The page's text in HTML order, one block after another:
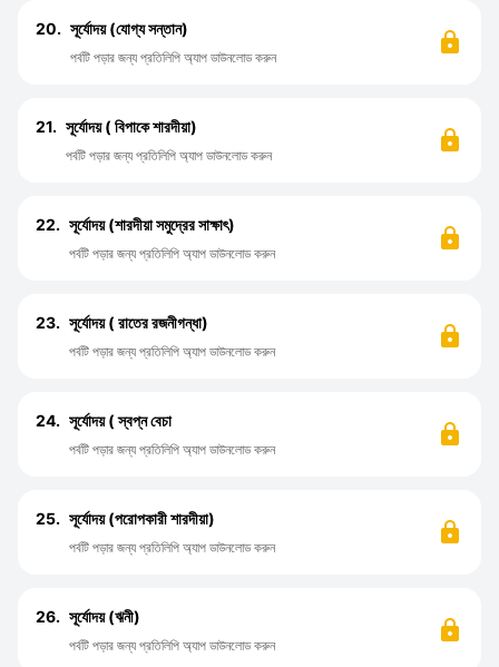
20. সূর্যোদয় (যোগ্য সন্তান)
পর্বটি পড়ার জন্য প্রতিলিপি অ্যাপ ডাউনলোড করুন
21. সূর্যোদয় ( বিপাকে শারদীয়া)
পর্বটি পড়ার জন্য প্রতিলিপি অ্যাপ ডাউনলোড করুন
22. সূর্যোদয় (শারদীয়া সমুদ্রের সাক্ষাৎ)
পর্বটি পড়ার জন্য প্রতিলিপি অ্যাপ ডাউনলোড করুন
23. সূর্যোদয় ( রাতের রজনীগন্ধা)
পর্বটি পড়ার জন্য প্রতিলিপি অ্যাপ ডাউনলোড করুন
24. সূর্যোদয় ( স্বপ্ন বেচা
পর্বটি পড়ার জন্য প্রতিলিপি অ্যাপ ডাউনলোড করুন
25. সূর্যোদয় (পরোপকারী শারদীয়া)
পর্বটি পড়ার জন্য প্রতিলিপি অ্যাপ ডাউনলোড করুন
26. সূর্যোদয় (ঋনী)
পর্বটি পড়ার জন্য প্রতিলিপি অ্যাপ ডাউনলোড করুন